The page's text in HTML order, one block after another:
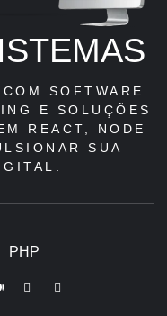
SOFTWARE
E SOLUÇÕES
REACT, NODE
SUA
PHP
PinterestTiktok